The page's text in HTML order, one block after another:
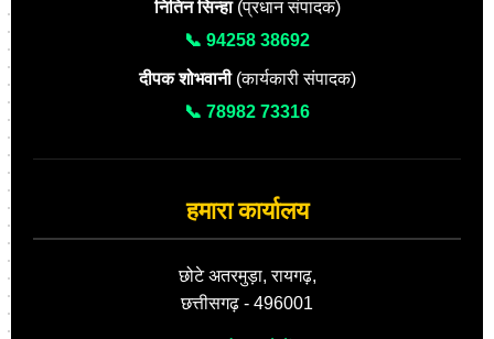
नितिन सिन्हा(प्रधान संपादक)
📞 94258 38692
दीपक शोभवानी(कार्यकारी संपादक)
📞 78982 73316
हमारा कार्यालय
छोटे अतरमुड़ा, रायगढ़,
छत्तीसगढ़ - 496001